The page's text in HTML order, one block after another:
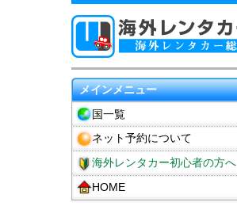
メインメニュー
国一覧
ネット予約について
海外レンタカー初心者の方へ
HOME